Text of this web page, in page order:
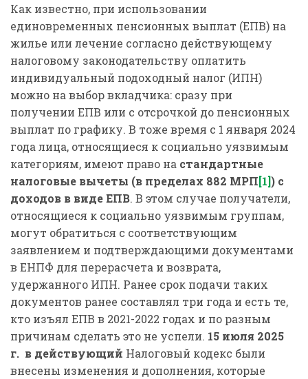
Как известно, при использовании
единовременных пенсионных выплат (ЕПВ) на
жилье или лечение согласно действующему
налоговому законодательству оплатить
индивидуальный подоходный налог (ИПН)
можно на выбор вкладчика: сразу при
получении ЕПВ или с отсрочкой до пенсионных
выплат по графику. В тоже время с 1 января 2024
года лица, относящиеся к социально уязвимым
категориям, имеют право на стандартные
налоговые вычеты (в пределах 882 МРП[1]) с
доходов в виде ЕПВ. В этом случае получатели,
относящиеся к социально уязвимым группам,
могут обратиться с соответствующим
заявлением и подтверждающими документами
в ЕНПФ для перерасчета и возврата,
удержанного ИПН. Ранее срок подачи таких
документов ранее составлял три года и есть те,
кто изъял ЕПВ в 2021-2022 годах и по разным
причинам сделать это не успели. 15 июля 2025
г. в действующий Налоговый кодекс были
внесены изменения и дополнения, которые